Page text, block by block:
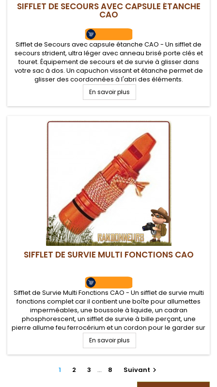
SIFFLET DE SECOURS AVEC CAPSULE ÉTANCHE
CAO
Sifflet de Secours avec capsule étanche CAO - Un sifflet de
secours strident, ultra léger avec anneau brisé porte clés et
touret. Équipement de secours et de survie à glisser dans
votre sac à dos. Un capuchon vissant et étanche permet de
glisser des coordonnées à l'abri des éléments.
En savoir plus
SIFFLET DE SURVIE MULTI FONCTIONS CAO
Sifflet de Survie Multi Fonctions CAO - Un sifflet de survie multi
fonctions complet car il contient une boîte pour allumettes
imperméables, une boussole à liquide, un cadran
phosphorescent, un sifflet de survie à bille perçant, une
pierre allume feu ferrocérium et un cordon pour le garder sur
soi.
En savoir plus
1 2 3 … 8 Suivant 